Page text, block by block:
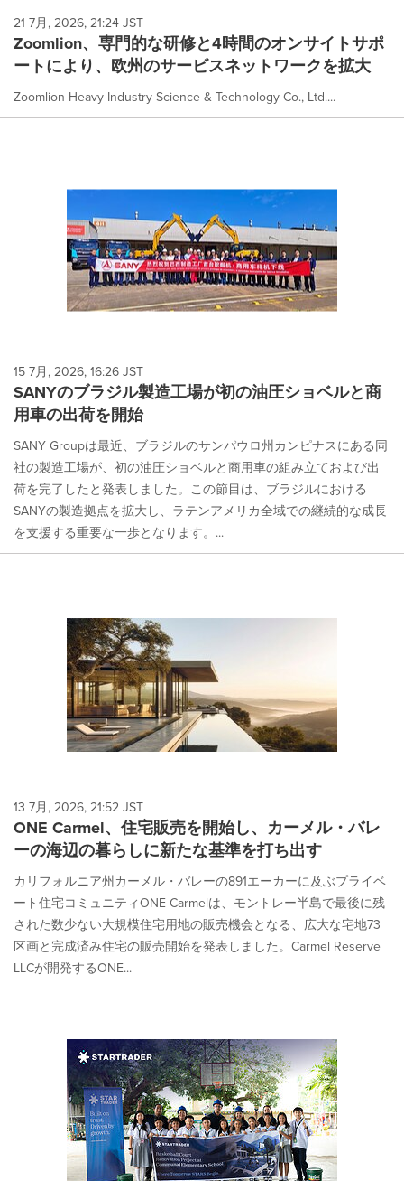
21 7月, 2026, 21:24 JST
Zoomlion、専門的な研修と4時間のオンサイトサポ
ートにより、欧州のサービスネットワークを拡大
Zoomlion Heavy Industry Science & Technology Co., Ltd....
15 7月, 2026, 16:26 JST
SANYのブラジル製造工場が初の油圧ショベルと商
用車の出荷を開始
SANY Groupは最近、ブラジルのサンパウロ州カンピナスにある同
社の製造工場が、初の油圧ショベルと商用車の組み立ておよび出
荷を完了したと発表しました。この節目は、ブラジルにおける
SANYの製造拠点を拡大し、ラテンアメリカ全域での継続的な成長
を支援する重要な一歩となります。...
13 7月, 2026, 21:52 JST
ONE Carmel、住宅販売を開始し、カーメル・バレ
ーの海辺の暮らしに新たな基準を打ち出す
カリフォルニア州カーメル・バレーの891エーカーに及ぶプライベ
ート住宅コミュニティONE Carmelは、モントレー半島で最後に残
された数少ない大規模住宅用地の販売機会となる、広大な宅地73
区画と完成済み住宅の販売開始を発表しました。Carmel Reserve
LLCが開発するONE...